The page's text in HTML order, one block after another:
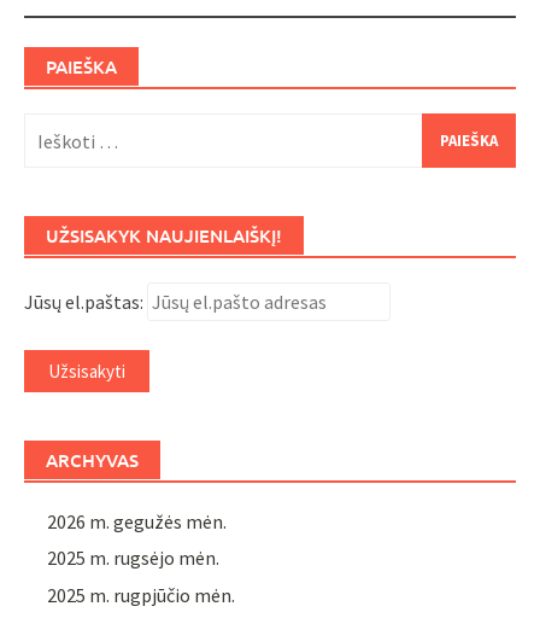
PAIEŠKA
UŽSISAKYK NAUJIENLAIŠKĮ!
Jūsų el.paštas:
ARCHYVAS
2026 m. gegužės mėn.
2025 m. rugsėjo mėn.
2025 m. rugpjūčio mėn.